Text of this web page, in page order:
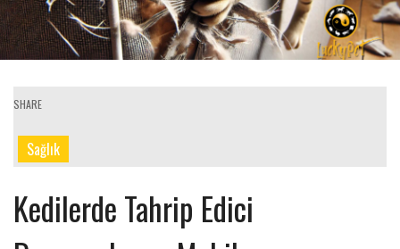
SHARE
Sağlık
Kedilerde Tahrip Edici